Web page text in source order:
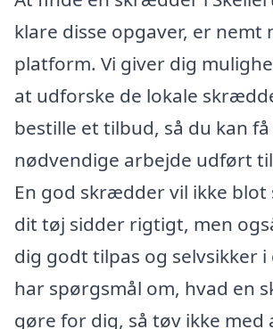
klare disse opgaver, er nemt
platform. Vi giver dig
at udforske de lokale
bestille et tilbud, så du kan
nødvendige arbejde udført
En god skrædder vil ikke blot
dit tøj sidder rigtigt, men
dig godt tilpas og selvsikker i
har spørgsmål om, hvad en
gøre for dig, så tøv ikke med